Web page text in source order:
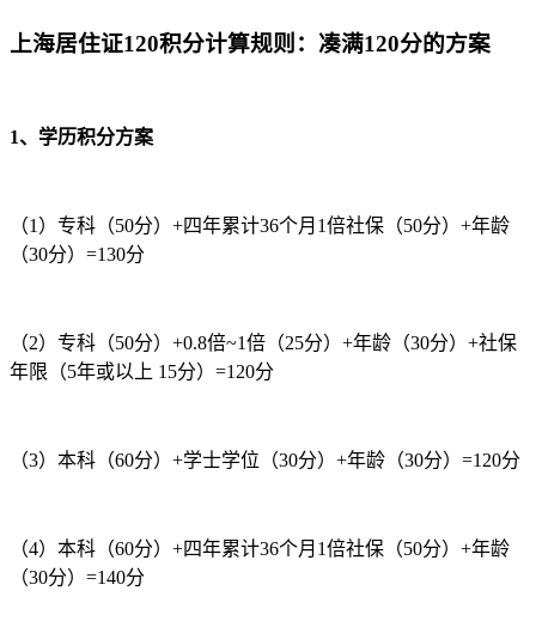
上海居住证120积分计算规则：凑满120分的方案
1、学历积分方案
（1）专科（50分）+四年累计36个月1倍社保（50分）+年龄
（30分）=130分
（2）专科（50分）+0.8倍~1倍（25分）+年龄（30分）+社保
年限（5年或以上 15分）=120分
（3）本科（60分）+学士学位（30分）+年龄（30分）=120分
（4）本科（60分）+四年累计36个月1倍社保（50分）+年龄
（30分）=140分